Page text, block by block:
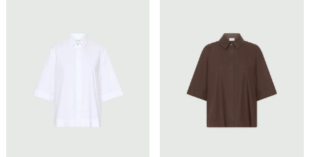
popeline leggero di puro cotone
Fondo stondato asimmetrico
pianta del cotone Camicia in
popeline leggero di puro cotone
Fit regolare Collo a camicia con
spalla leggermente scesa e
abbottonatura a vista Carré
posteriore con cannoncino
Fondo stondato asimmetrico